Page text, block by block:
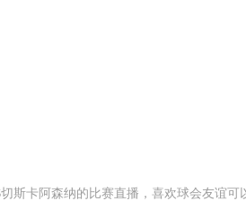
斯卡阿森纳的比赛直播，喜欢球会友谊